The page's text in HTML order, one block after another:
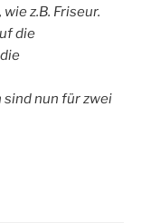
z.B. Friseur.
die
sind nun für zwei